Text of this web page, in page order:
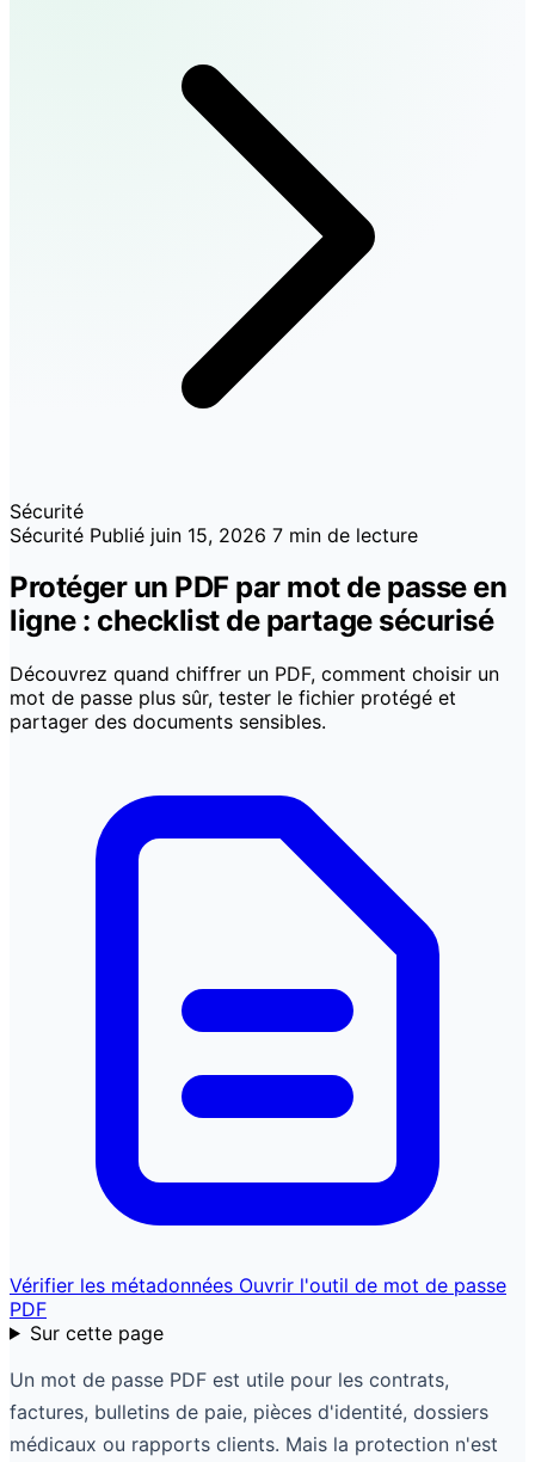
Sécurité
Sécurité Publié juin 15, 2026 7 min de lecture
Protéger un PDF par mot de passe en
ligne : checklist de partage sécurisé
Découvrez quand chiffrer un PDF, comment choisir un
mot de passe plus sûr, tester le fichier protégé et
partager des documents sensibles.
Vérifier les métadonnées Ouvrir l'outil de mot de passe
PDF
Sur cette page
Un mot de passe PDF est utile pour les contrats,
factures, bulletins de paie, pièces d'identité, dossiers
médicaux ou rapports clients. Mais la protection n'est